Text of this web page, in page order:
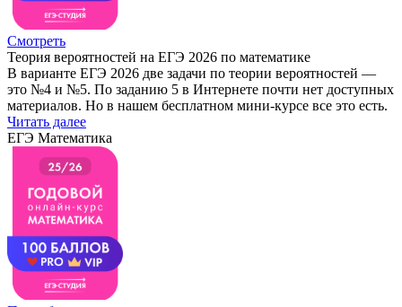
Смотреть
Теория вероятностей на ЕГЭ 2026 по математике
В варианте ЕГЭ 2026 две задачи по теории вероятностей —
это №4 и №5. По заданию 5 в Интернете почти нет доступных
материалов. Но в нашем бесплатном мини-курсе все это есть.
Читать далее
ЕГЭ Математика